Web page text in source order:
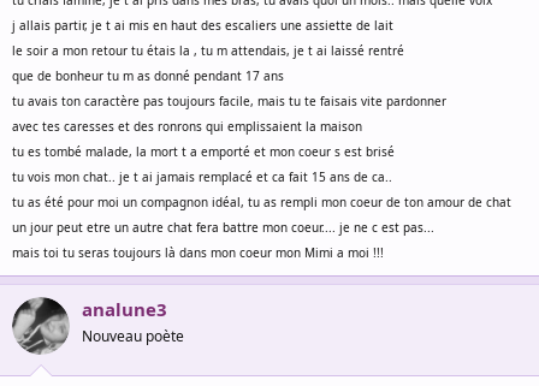
j allais partir, je t ai mis en haut des escaliers une assiette de lait
le soir a mon retour tu étais la , tu m attendais, je t ai laissé rentré
que de bonheur tu m as donné pendant 17 ans
tu avais ton caractère pas toujours facile, mais tu te faisais vite pardonner
avec tes caresses et des ronrons qui emplissaient la maison
tu es tombé malade, la mort t a emporté et mon coeur s est brisé
tu vois mon chat.. je t ai jamais remplacé et ca fait 15 ans de ca..
tu as été pour moi un compagnon idéal, tu as rempli mon coeur de ton amour de chat
un jour peut etre un autre chat fera battre mon coeur.... je ne c est pas...
mais toi tu seras toujours là dans mon coeur mon Mimi a moi !!!
analune3
Nouveau poète